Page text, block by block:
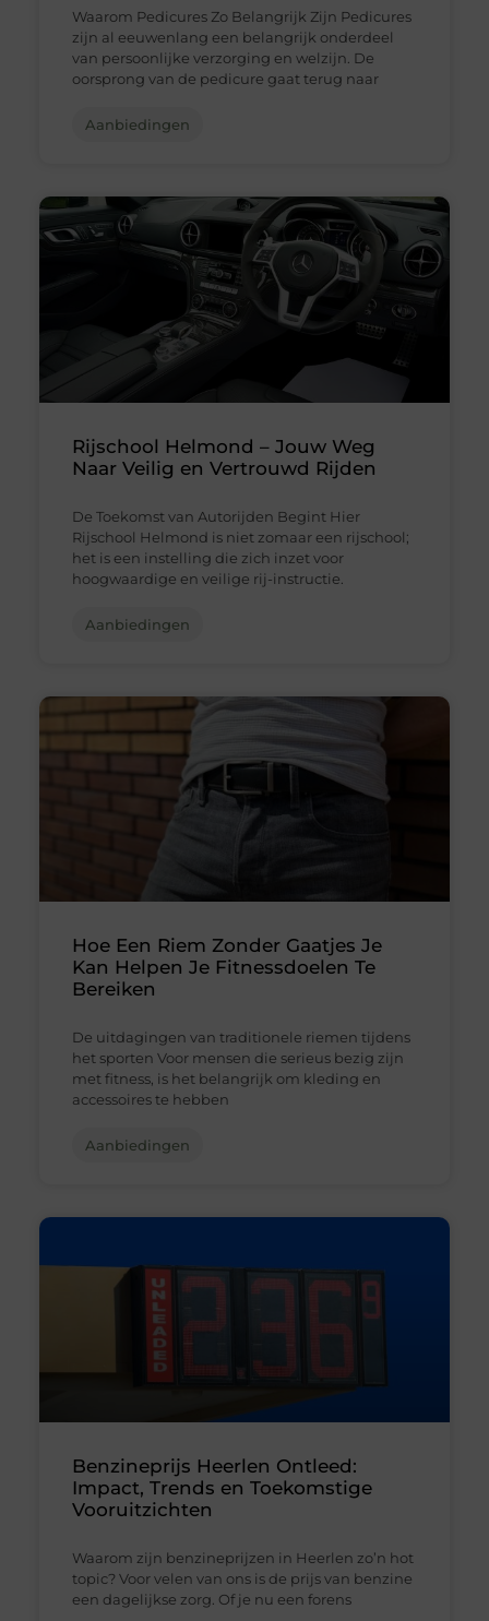
Waarom Pedicures Zo Belangrijk Zijn Pedicures
zijn al eeuwenlang een belangrijk onderdeel
van persoonlijke verzorging en welzijn. De
oorsprong van de pedicure gaat terug naar
Aanbiedingen
Rijschool Helmond – Jouw Weg
Naar Veilig en Vertrouwd Rijden
De Toekomst van Autorijden Begint Hier
Rijschool Helmond is niet zomaar een rijschool;
het is een instelling die zich inzet voor
hoogwaardige en veilige rij-instructie.
Aanbiedingen
Hoe Een Riem Zonder Gaatjes Je
Kan Helpen Je Fitnessdoelen Te
Bereiken
De uitdagingen van traditionele riemen tijdens
het sporten Voor mensen die serieus bezig zijn
met fitness, is het belangrijk om kleding en
accessoires te hebben
Aanbiedingen
Benzineprijs Heerlen Ontleed:
Impact, Trends en Toekomstige
Vooruitzichten
Waarom zijn benzineprijzen in Heerlen zo’n hot
topic? Voor velen van ons is de prijs van benzine
een dagelijkse zorg. Of je nu een forens